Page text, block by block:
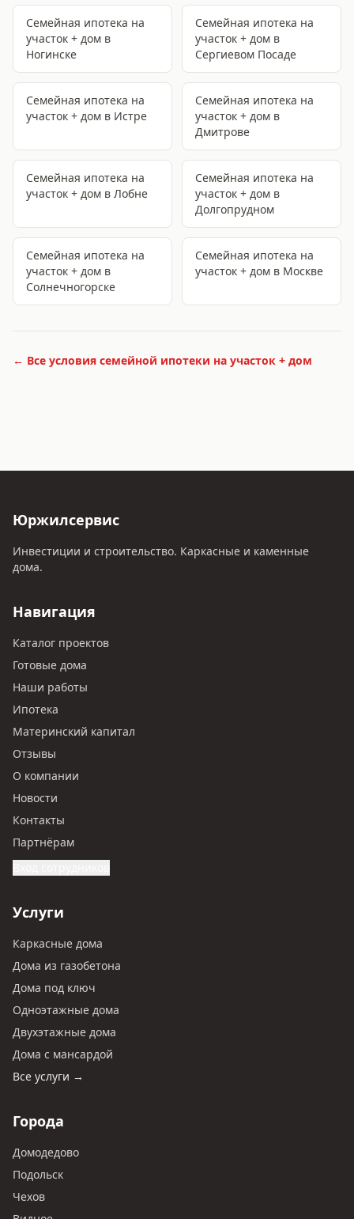
Семейная ипотека на
участок + дом в
Ногинске
Семейная ипотека на
участок + дом в
Сергиевом Посаде
Семейная ипотека на
участок + дом в Истре
Семейная ипотека на
участок + дом в
Дмитрове
Семейная ипотека на
участок + дом в Лобне
Семейная ипотека на
участок + дом в
Долгопрудном
Семейная ипотека на
участок + дом в
Солнечногорске
Семейная ипотека на
участок + дом в Москве
← Все условия семейной ипотеки на участок + дом
Юржилсервис
Инвестиции и строительство. Каркасные и каменные
дома.
Навигация
Каталог проектов
Готовые дома
Наши работы
Ипотека
Материнский капитал
Отзывы
О компании
Новости
Контакты
Партнёрам
Услуги
Каркасные дома
Дома из газобетона
Дома под ключ
Одноэтажные дома
Двухэтажные дома
Дома с мансардой
Все услуги →
Города
Домодедово
Подольск
Чехов